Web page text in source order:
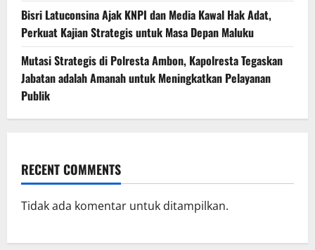
Bisri Latuconsina Ajak KNPI dan Media Kawal Hak Adat,
Perkuat Kajian Strategis untuk Masa Depan Maluku
Mutasi Strategis di Polresta Ambon, Kapolresta Tegaskan
Jabatan adalah Amanah untuk Meningkatkan Pelayanan
Publik
RECENT COMMENTS
Tidak ada komentar untuk ditampilkan.